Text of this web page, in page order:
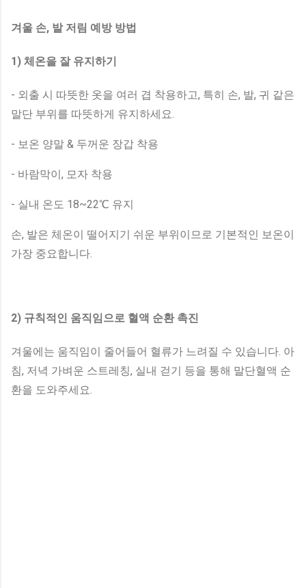
겨울 손, 발 저림 예방 방법
1) 체온을 잘 유지하기
- 외출 시 따뜻한 옷을 여러 겹 착용하고, 특히 손, 발, 귀 같은
말단 부위를 따뜻하게 유지하세요.
- 보온 양말 & 두꺼운 장갑 착용
- 바람막이, 모자 착용
- 실내 온도 18~22℃ 유지
손, 발은 체온이 떨어지기 쉬운 부위이므로 기본적인 보온이
가장 중요합니다.
2) 규칙적인 움직임으로 혈액 순환 촉진
겨울에는 움직임이 줄어들어 혈류가 느려질 수 있습니다. 아
침, 저녁 가벼운 스트레칭, 실내 걷기 등을 통해 말단혈액 순
환을 도와주세요.